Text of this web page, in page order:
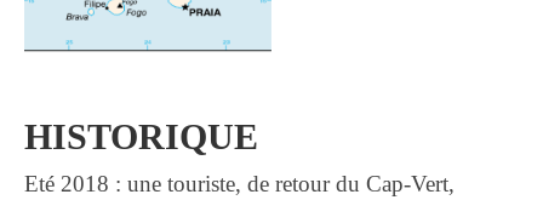
HISTORIQUE
Eté 2018 : une touriste, de retour du Cap-Vert,